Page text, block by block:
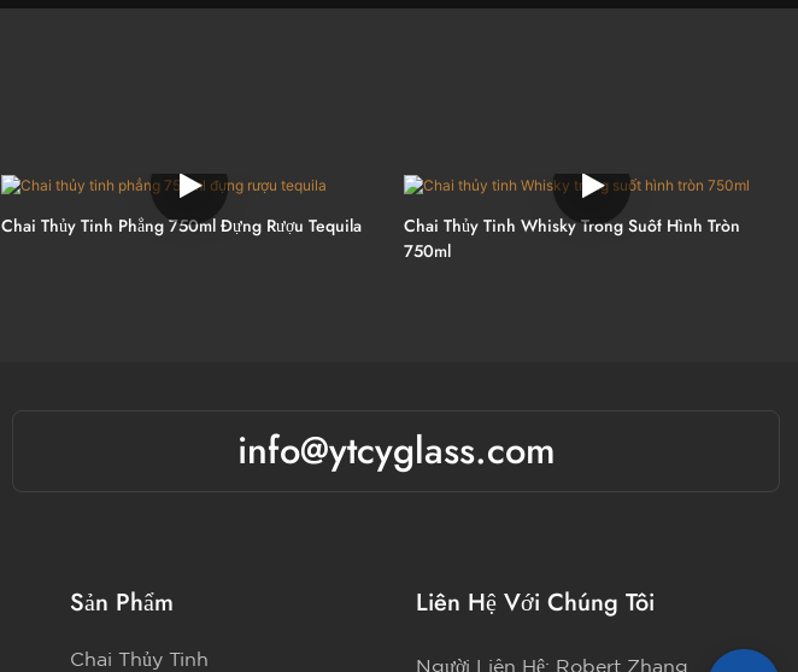
Chai Thủy Tinh Phẳng 750ml Đựng Rượu Tequila
Chai Thủy Tinh Whisky Trong Suốt Hình Tròn
750ml
info@ytcyglass.com
Sản Phẩm
Chai Thủy Tinh
Liên Hệ Với Chúng Tôi
Người Liên Hệ: Robert Zhang